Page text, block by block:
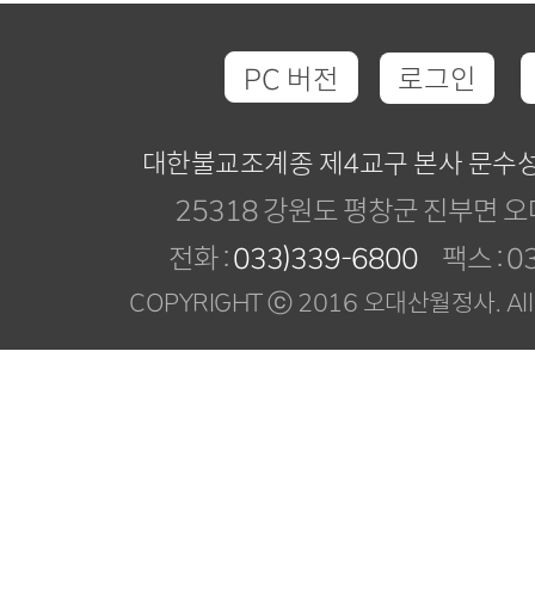
PC 버전 로그인
대한불교조계종 제4교구 본사 문수
25318 강원도 평창군 진부면
전화 :033)339-6800 팩스 :
COPYRIGHT ⓒ 2016 오대산월정사.